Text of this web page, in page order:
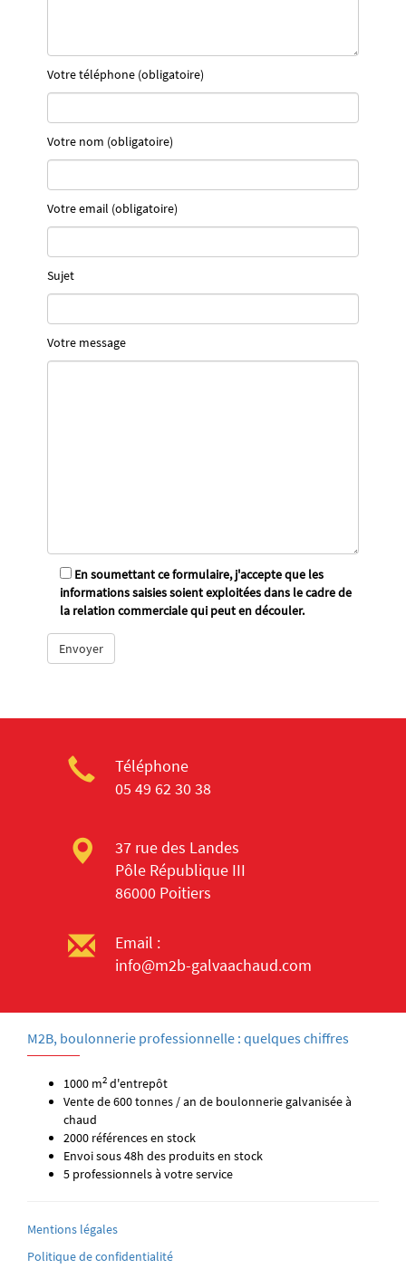
Votre téléphone (obligatoire)
Votre nom (obligatoire)
Votre email (obligatoire)
Sujet
Votre message
En soumettant ce formulaire, j'accepte que les
informations saisies soient exploitées dans le cadre de
la relation commerciale qui peut en découler.
Téléphone
05 49 62 30 38
37 rue des Landes
Pôle République III
86000 Poitiers
Email :
info@m2b-galvaachaud.com
M2B, boulonnerie professionnelle : quelques chiffres
1000 m2 d'entrepôt
Vente de 600 tonnes / an de boulonnerie galvanisée à
chaud
2000 références en stock
Envoi sous 48h des produits en stock
5 professionnels à votre service
Mentions légales
Politique de confidentialité